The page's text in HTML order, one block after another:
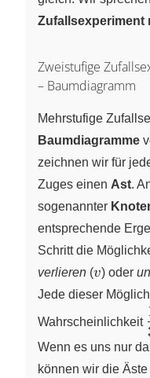
Zufallsexperiment
Zweistufige
– Baumdiagramm
Mehrstufige
Baumdiagramme
zeichnen wir für
Zuges einen Ast.
sogenannter
entsprechende
Schritt die
verlieren (v
v) oder
Jede dieser
Wahrscheinlichkeit
Wenn es uns nur
können wir die Äste